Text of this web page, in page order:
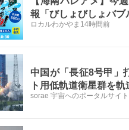
報「びしょびしょバブ
ロカルわかやま 14時間前
中国が「長征8号甲
ト用低軌道衛星群を軌
sorae 宇宙へのポータルサイト